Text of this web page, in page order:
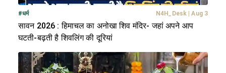
#धर्म N4H_Desk Aug 3
सावन 2026 : हिमाचल का अनोखा शिव मंदिर- जहां अपने आप
घटती-बढ़ती है शिवलिंग की दूरियां